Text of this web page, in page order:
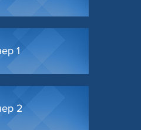
1
2